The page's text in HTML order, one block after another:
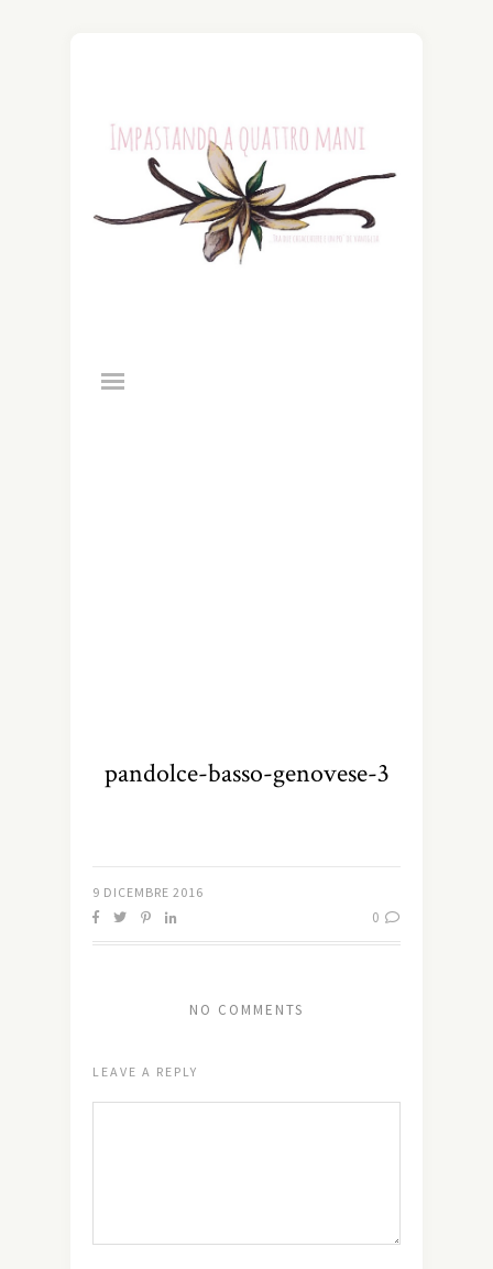
pandolce-basso-genovese-3
9 DICEMBRE 2016
0
NO COMMENTS
LEAVE A REPLY